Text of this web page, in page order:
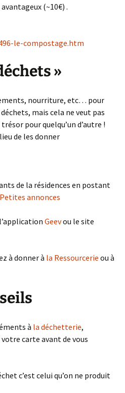
(~10€) .
le-compostage.htm
»
nourriture, etc… pour
mais cela ne veut pas
pour quelqu’un d’autre !
de les donner
de la résidences en postant
Petites annonces
Geevou le site
à donner à la Ressourcerie ou à
à la déchetterie,
carte avant de vous
c’est celui qu’on ne produit